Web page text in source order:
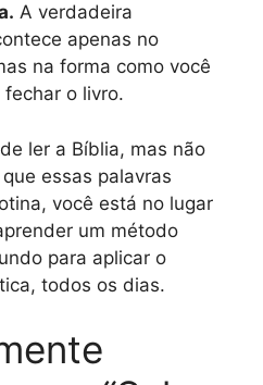
A verdadeira
apenas no
na forma como você
o livro.
ler a Bíblia, mas não
essas palavras
você está no lugar
um método
para aplicar o
todos os dias.